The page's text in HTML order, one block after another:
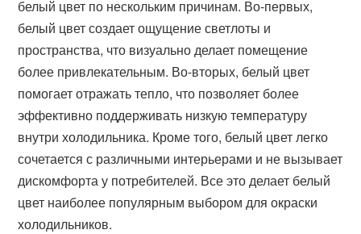
белый цвет по нескольким причинам. Во-первых,
белый цвет создает ощущение светлоты и
пространства, что визуально делает помещение
более привлекательным. Во-вторых, белый цвет
помогает отражать тепло, что позволяет более
эффективно поддерживать низкую температуру
внутри холодильника. Кроме того, белый цвет легко
сочетается с различными интерьерами и не вызывает
дискомфорта у потребителей. Все это делает белый
цвет наиболее популярным выбором для окраски
холодильников.